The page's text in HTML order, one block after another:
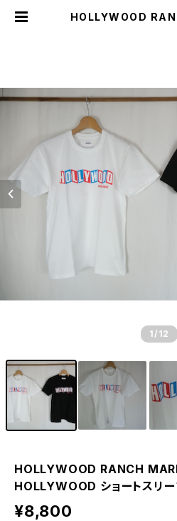
HOLLYWOOD
1 /12
HOLLYWOOD RANCH
HOLLYWOOD ショートスリー
¥8,800